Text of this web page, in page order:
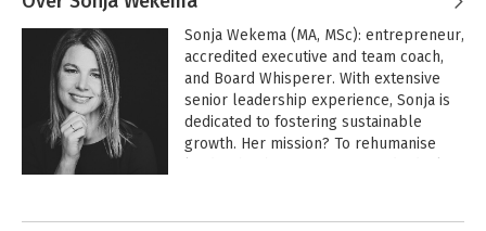
Sonja Wekema (MA, MSc): entrepreneur,
accredited executive and team coach,
and Board Whisperer. With extensive
senior leadership experience, Sonja is
dedicated to fostering sustainable
growth. Her mission? To rehumanise